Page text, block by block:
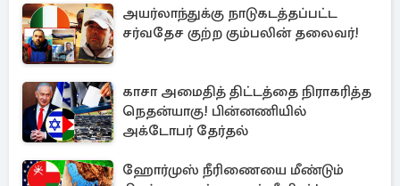
அயர்லாந்துக்கு நாடுகடத்தப்பட்ட
சர்வதேச குற்ற கும்பலின் தலைவர்!
காசா அமைதித் திட்டத்தை நிராகரித்த
நெதன்யாகு! பின்னணியில்
அக்டோபர் தேர்தல்
ஹோர்முஸ் நீரிணையை மீண்டும்